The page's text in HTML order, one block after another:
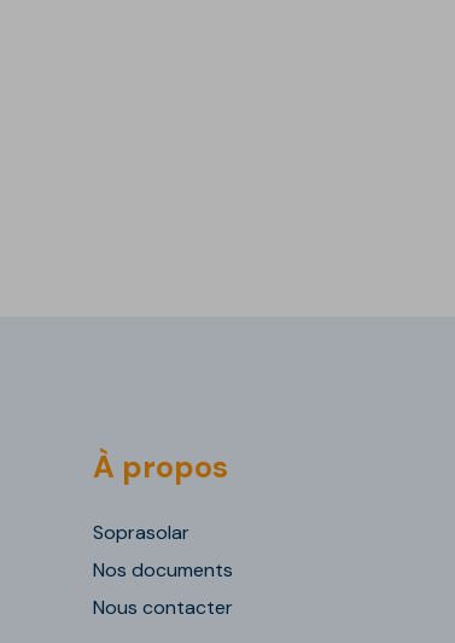
À propos
Soprasolar
Nos documents
Nous contacter